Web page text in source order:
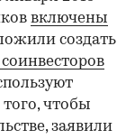
включены
создать
чтобы
заявили